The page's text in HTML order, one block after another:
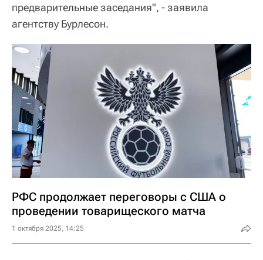
предварительные заседания", - заявила
агентству Бурлесон.
РФС продолжает переговоры с США о
проведении товарищеского матча
1 октября 2025, 14:25